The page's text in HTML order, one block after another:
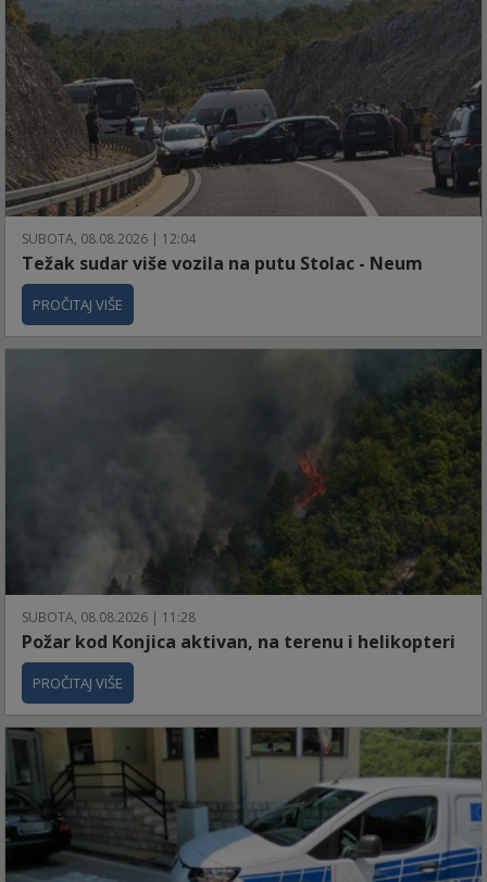
SUBOTA, 08.08.2026 | 12:04
Težak sudar više vozila na putu Stolac - Neum
PROČITAJ VIŠE
SUBOTA, 08.08.2026 | 11:28
Požar kod Konjica aktivan, na terenu i helikopteri
PROČITAJ VIŠE